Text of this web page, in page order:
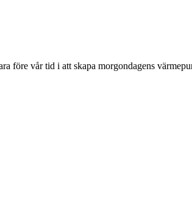
vår tid i att skapa morgondagens